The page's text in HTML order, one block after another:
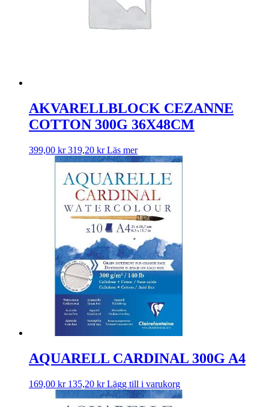
AKVARELLBLOCK CEZANNE
COTTON 300G 36X48CM
399,00 kr 319,20 kr Läs mer
AQUARELL CARDINAL 300G A4
169,00 kr 135,20 kr Lägg till i varukorg